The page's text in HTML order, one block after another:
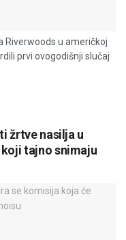
Riverwoods u američkoj
prvi ovogodišnji slučaj
žrtve nasilja u
tajno snimaju